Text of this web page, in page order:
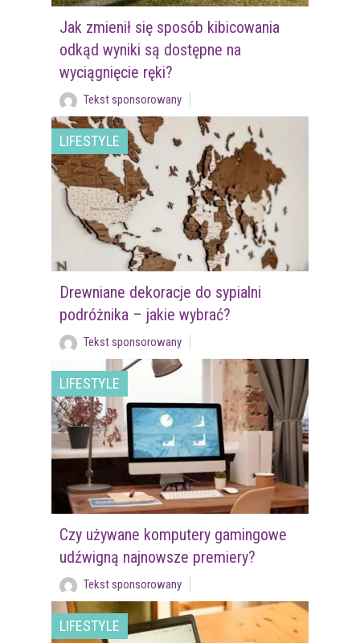
Jak zmienił się sposób kibicowania
odkąd wyniki są dostępne na
wyciągnięcie ręki?
Tekst sponsorowany
LIFESTYLE
Drewniane dekoracje do sypialni
podróżnika – jakie wybrać?
Tekst sponsorowany
LIFESTYLE
Czy używane komputery gamingowe
udźwigną najnowsze premiery?
Tekst sponsorowany
LIFESTYLE